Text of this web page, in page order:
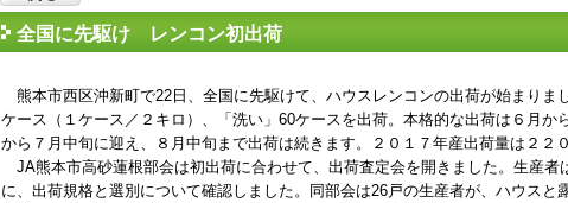
全国に先駆け レンコン初出荷
熊本市西区沖新町で22日、全国に先駆けて、ハウスレンコンの出荷が始まりま
ケース（１ケース／２キロ）、「洗い」60ケースを出荷。本格的な出荷は６月か
から７月中旬に迎え、８月中旬まで出荷は続きます。２０１７年産出荷量は２２
JA熊本市高砂蓮根部会は初出荷に合わせて、出荷査定会を開きました。生産者
に、出荷規格と選別について確認しました。同部会は26戸の生産者が、ハウスと